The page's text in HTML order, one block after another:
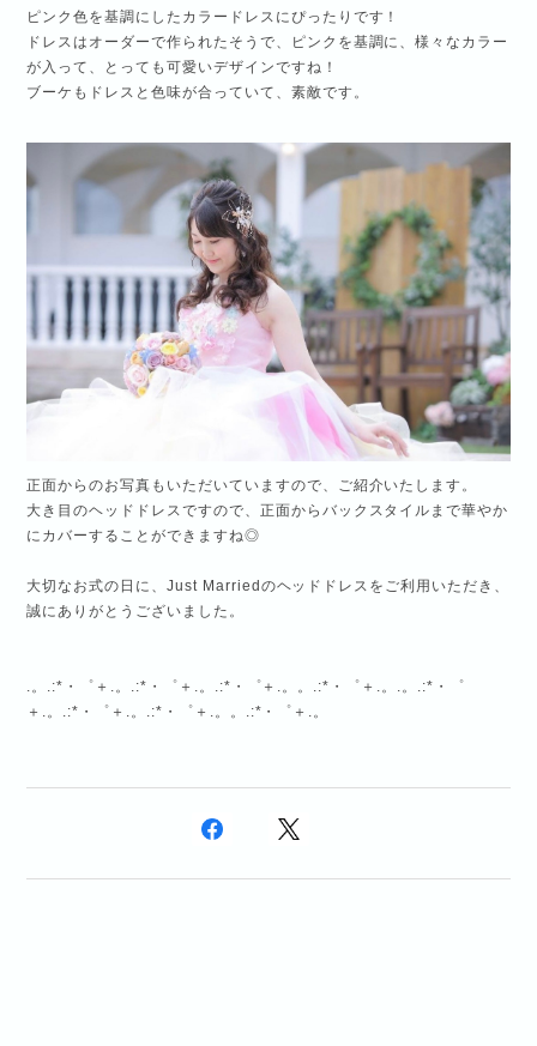
ピンク色を基調にしたカラードレスにぴったりです！
ドレスはオーダーで作られたそうで、ピンクを基調に、様々なカラー
が入って、とっても可愛いデザインですね！
ブーケもドレスと色味が合っていて、素敵です。
正面からのお写真もいただいていますので、ご紹介いたします。
大き目のヘッドドレスですので、正面からバックスタイルまで華やか
にカバーすることができますね◎
大切なお式の日に、Just Marriedのヘッドドレスをご利用いただき、
誠にありがとうございました。
.。.:*・゜＋.。.:*・゜＋.。.:*・゜＋.。。.:*・゜＋.。.。.:*・゜
＋.。.:*・゜＋.。.:*・゜＋.。。.:*・゜＋.。